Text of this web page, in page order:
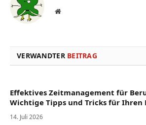
Website
VERWANDTER BEITRAG
Effektives Zeitmanagement für
Wichtige Tipps und Tricks für Ihren
14. Juli 2026